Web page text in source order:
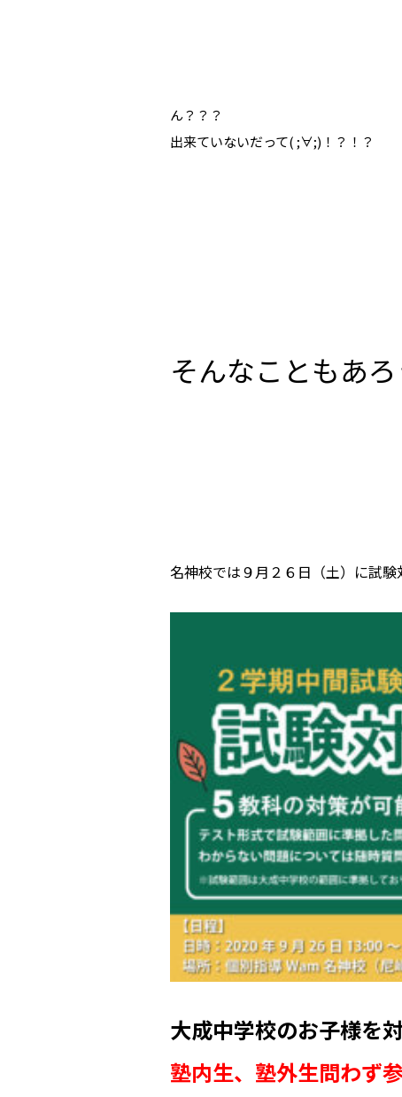
ん？？？
出来ていないだって( ;∀;)！？！？
そんなこともあ
名神校では９月２６日（土）に試験
大成中学校のお子様を
塾内生、塾外生問わず